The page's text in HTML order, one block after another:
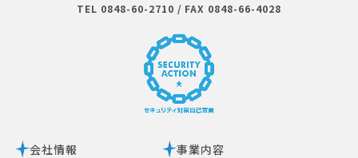
TEL 0848-60-2710 / FAX 0848-66-4028
会社情報 事業内容